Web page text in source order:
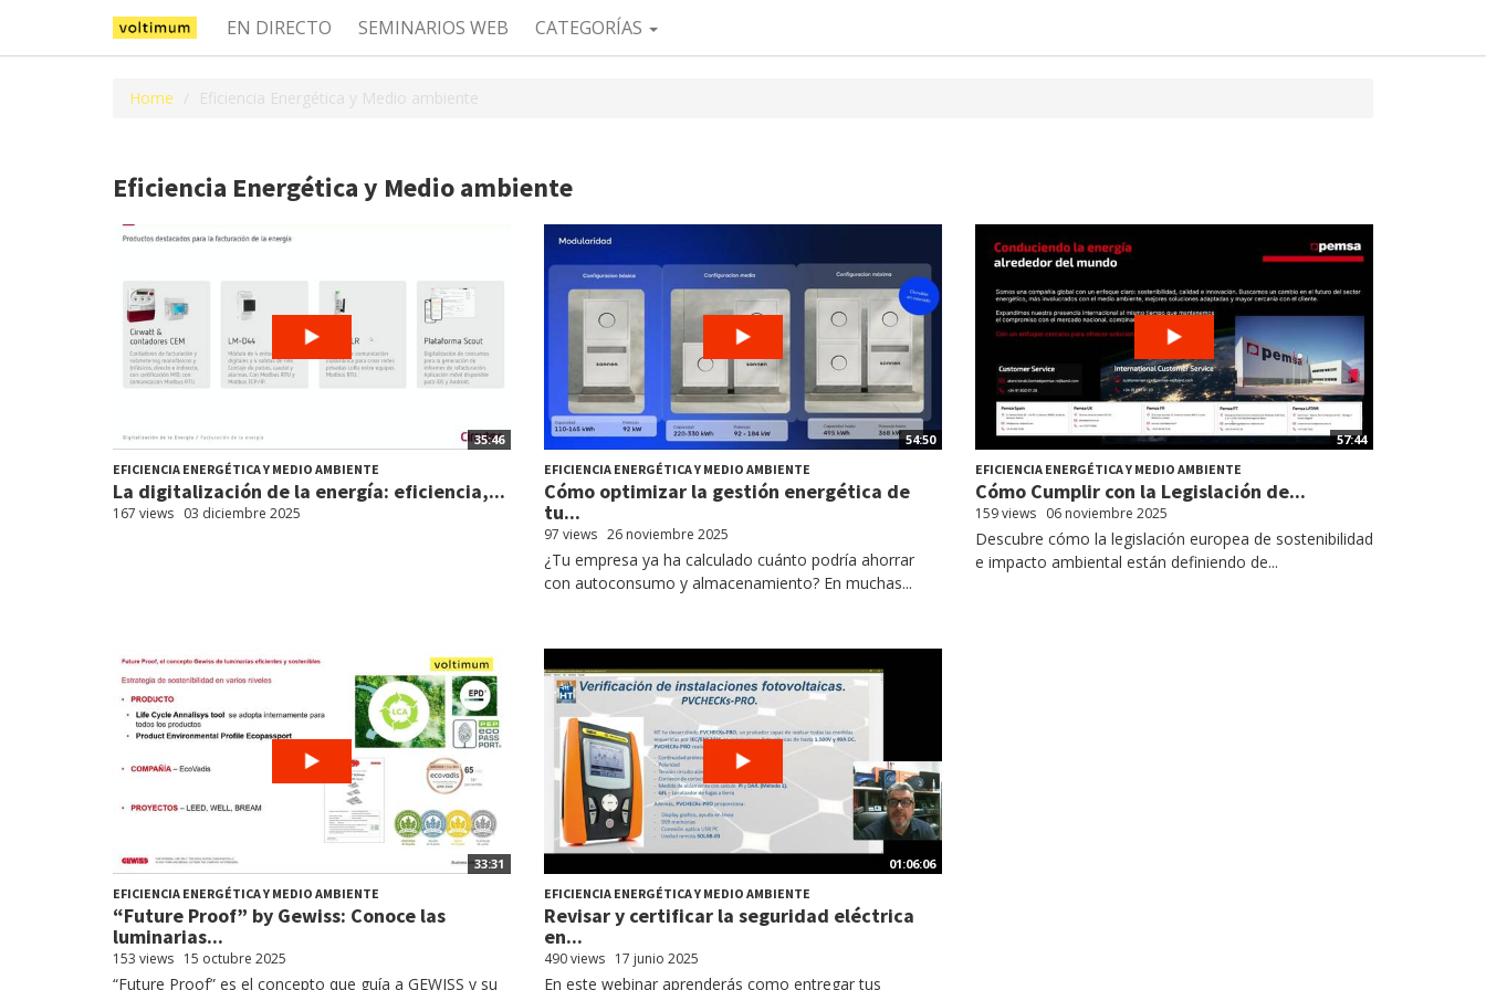
EN DIRECTO SEMINARIOS WEB CATEGORÍAS
Home Eficiencia Energética y Medio ambiente
Eficiencia Energética y Medio ambiente
35:46
EFICIENCIA ENERGÉTICA Y MEDIO AMBIENTE
La digitalización de la energía: eficiencia,...
167 views 03 diciembre 2025
54:50
EFICIENCIA ENERGÉTICA Y MEDIO AMBIENTE
Cómo optimizar la gestión energética de
tu...
97 views 26 noviembre 2025
¿Tu empresa ya ha calculado cuánto podría ahorrar
con autoconsumo y almacenamiento? En muchas...
57:44
EFICIENCIA ENERGÉTICA Y MEDIO AMBIENTE
Cómo Cumplir con la Legislación de...
159 views 06 noviembre 2025
Descubre cómo la legislación europea de sostenibilidad
e impacto ambiental están definiendo de...
33:31
EFICIENCIA ENERGÉTICA Y MEDIO AMBIENTE
“Future Proof” by Gewiss: Conoce las
luminarias...
153 views 15 octubre 2025
“Future Proof” es el concepto que guía a GEWISS y su
01:06:06
EFICIENCIA ENERGÉTICA Y MEDIO AMBIENTE
Revisar y certificar la seguridad eléctrica
en...
490 views 17 junio 2025
En este webinar aprenderás como entregar tus